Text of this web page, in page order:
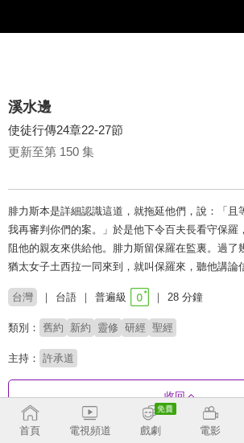
溪水邊
使徒行傳24章22-27節
更新至第 150 集
腓力斯本是詳細認識這道，就拖延他們，說：「且
我再審判你們的案。」於是他下令百夫長看守保羅
阻他的親友來供給他。腓力斯留保羅在監裏。過了
猶太女子土西拉一同來到，就叫保羅來，聽他講論
台灣 台語 普遍級 28 分鐘
類別： 舊約 新約 靈修 研經 聖經
主持： 許承道
收回
首頁 電視頻道 戲劇 電影